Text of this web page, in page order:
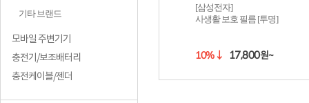
기타 브랜드
모바일 주변기기
충전기/보조배터리
충전케이블/젠더
[삼성전자]
사생활 보호 필름 [투명]
10%↓ 17,800원~